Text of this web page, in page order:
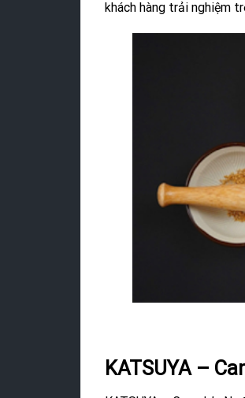
khách hàng trải nghiệm
KATSUYA –